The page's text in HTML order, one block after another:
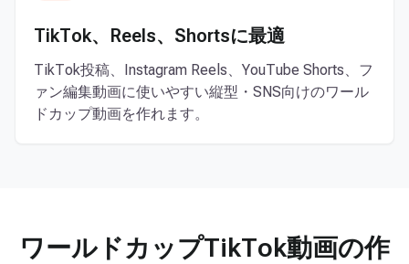
TikTok、Reels、Shortsに最適
TikTok投稿、Instagram Reels、YouTube Shorts、フ
ァン編集動画に使いやすい縦型・SNS向けのワール
ドカップ動画を作れます。
ワールドカップTikTok動画の作